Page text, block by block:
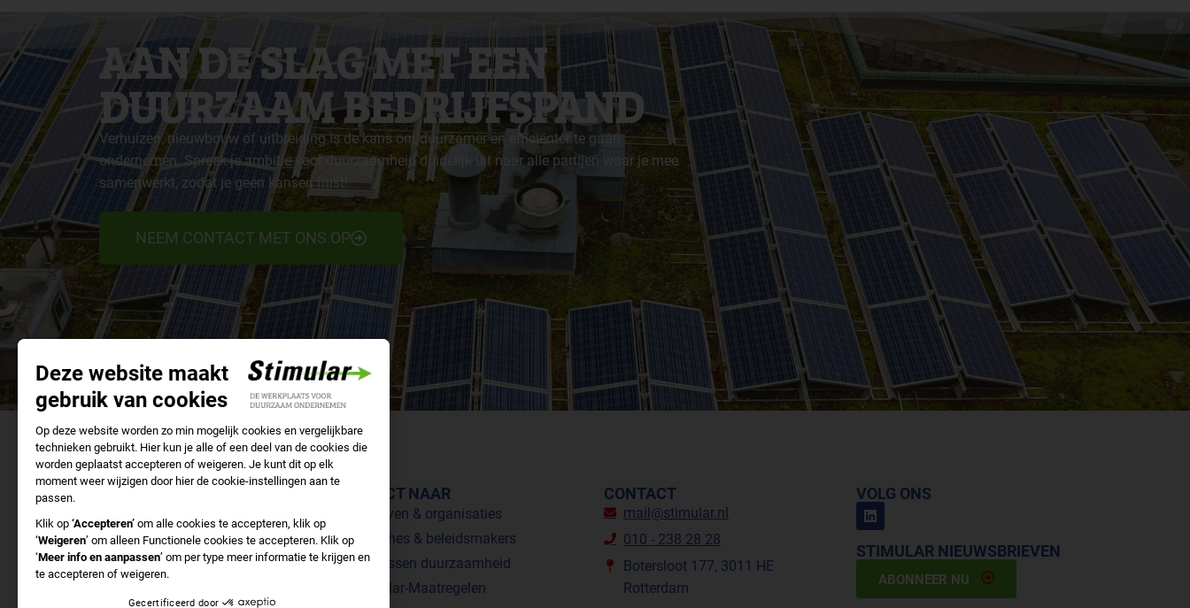
AAN DE SLAG MET EEN
DUURZAAM BEDRIJFSPAND
Verhuizen, nieuwbouw of uitbreiding is de kans om duurzamer en efficiënter te gaan
ondernemen. Spreek je ambitie voor duurzaamheid duidelijk uit naar alle partijen waar je mee
samenwerkt, zodat je geen kansen mist!
NEEM CONTACT MET ONS OP
NAVIGATIE
Doe-het-zelf
Nieuws
DIRECT NAAR
Bedrijven & organisaties
Branches & beleidsmakers
Cursussen duurzaamheid
Stimular-Maatregelen
CONTACT
mail@stimular.nl
010 - 238 28 28
Botersloot 177, 3011 HE
Rotterdam
VOLG ONS
STIMULAR NIEUWSBRIEVEN
ABONNEER NU